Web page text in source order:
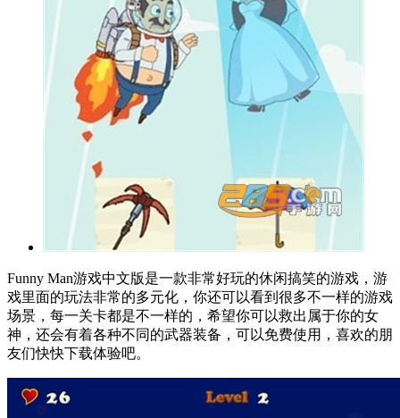
Funny Man游戏中文版是一款非常好玩的休闲搞笑的游戏，游
戏里面的玩法非常的多元化，你还可以看到很多不一样的游戏
场景，每一关卡都是不一样的，希望你可以救出属于你的女
神，还会有着各种不同的武器装备，可以免费使用，喜欢的朋
友们快快下载体验吧。